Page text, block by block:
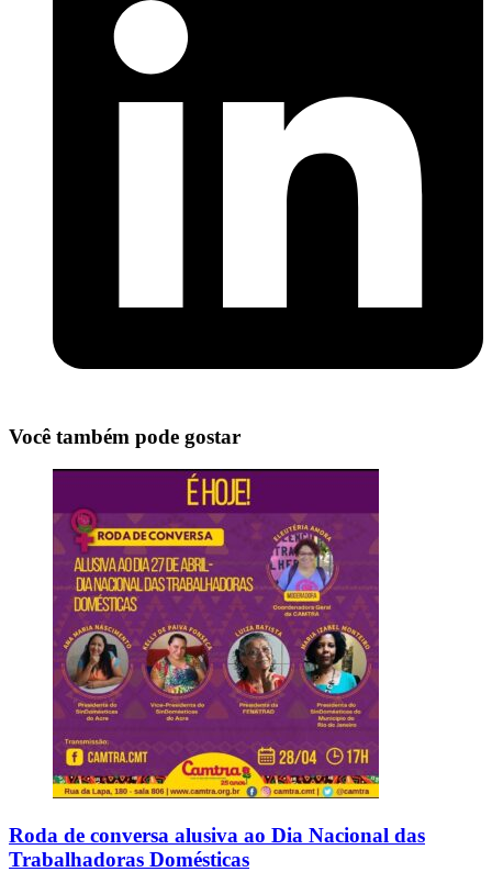
Você também pode gostar
Roda de conversa alusiva ao Dia Nacional das
Trabalhadoras Domésticas